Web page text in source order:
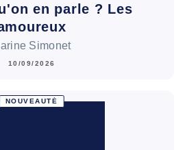
en parle ? Les
Simonet
10/09/2026
NOUVEAUTÉ